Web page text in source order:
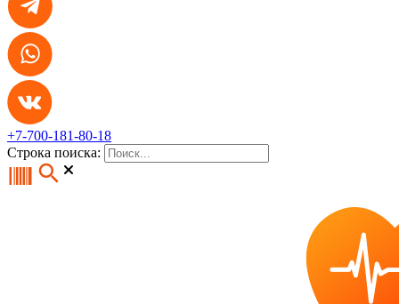
+7-700-181-80-18
Строка поиска: